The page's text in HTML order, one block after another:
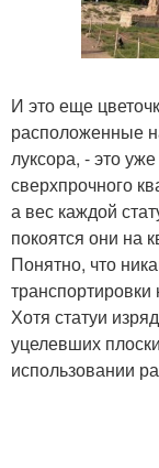
И это еще
расположенные
луксора, - это
сверхпрочного
а вес каждой
покоятся они на
Понятно, что
Хотя статуи
уцелевших
использовании